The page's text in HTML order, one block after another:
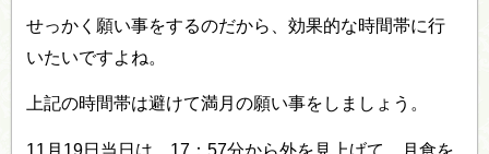
せっかく願い事をするのだから、効果的な時間帯に行
いたいですよね。
上記の時間帯は避けて満月の願い事をしましょう。
11月19日当日は、17：57分から外を見上げて、月食を